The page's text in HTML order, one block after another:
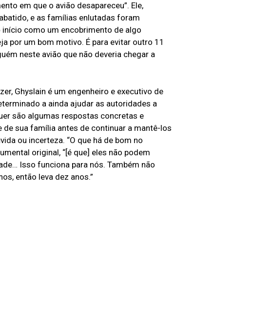
em que o avião desapareceu”. Ele,
e as famílias enlutadas foram
como um encobrimento de algo
por um bom motivo. É para evitar outro 11
neste avião que não deveria chegar a
Ghyslain é um engenheiro e executivo de
a ainda ajudar as autoridades a
são algumas respostas concretas e
sua família antes de continuar a mantê-los
ou incerteza. “O que há de bom no
original, “[é que] eles não podem
Isso funciona para nós. Também não
então leva dez anos.”